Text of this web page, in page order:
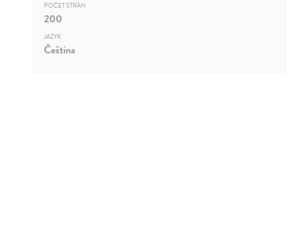
POČET STRÁN
200
JAZYK
Čeština